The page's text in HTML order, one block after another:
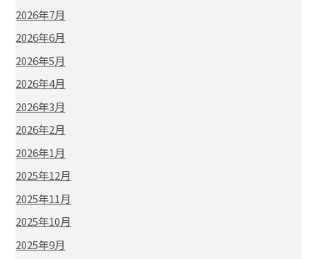
2026年7月
2026年6月
2026年5月
2026年4月
2026年3月
2026年2月
2026年1月
2025年12月
2025年11月
2025年10月
2025年9月